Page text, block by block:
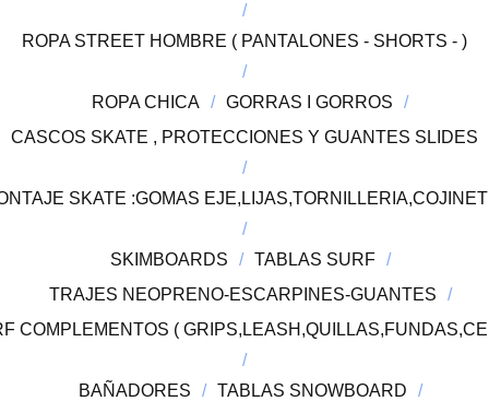
ROPA STREET HOMBRE ( PANTALONES - SHORTS - )
ROPA CHICA
GORRAS I GORROS
CASCOS SKATE , PROTECCIONES Y GUANTES SLIDES
SKATE :GOMAS
SKIMBOARDS
TABLAS SURF
TRAJES NEOPRENO-ESCARPINES-GUANTES
COMPLEMENTOS (
BAÑADORES
TABLAS SNOWBOARD